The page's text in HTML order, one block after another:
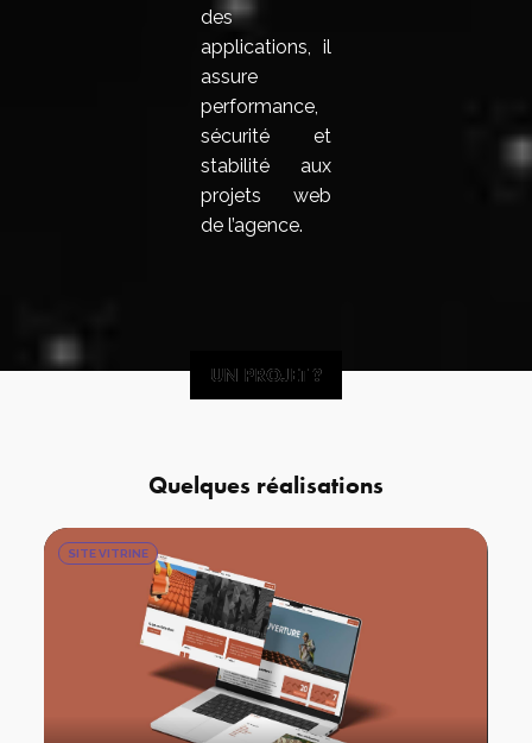
des
applications, il
assure
performance,
sécurité et
stabilité aux
projets web
de l’agence.
UN PROJET ?
UN PROJET ?
Quelques réalisations
SITE VITRINE